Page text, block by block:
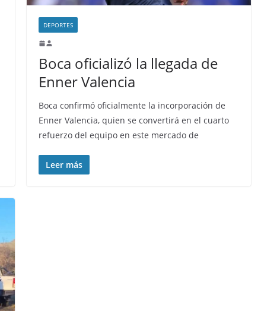
DEPORTES
Boca oficializó la llegada de
Enner Valencia
Boca confirmó oficialmente la incorporación de
Enner Valencia, quien se convertirá en el cuarto
refuerzo del equipo en este mercado de
Leer más